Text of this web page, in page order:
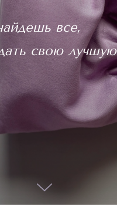
все,
свою лучшую